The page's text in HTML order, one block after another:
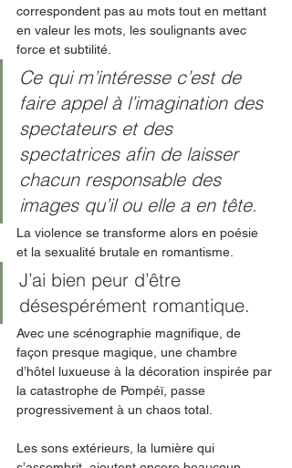
correspondent pas au mots tout en mettant
en valeur les mots, les soulignants avec
force et subtilité.
Ce qui m’intéresse c’est de
faire appel à l’imagination des
spectateurs et des
spectatrices afin de laisser
chacun responsable des
images qu’il ou elle a en tête.
La violence se transforme alors en poésie
et la sexualité brutale en romantisme.
J’ai bien peur d’être
désespérément romantique.
Avec une scénographie magnifique, de
façon presque magique, une chambre
d’hôtel luxueuse à la décoration inspirée par
la catastrophe de Pompéï, passe
progressivement à un chaos total.
Les sons extérieurs, la lumière qui